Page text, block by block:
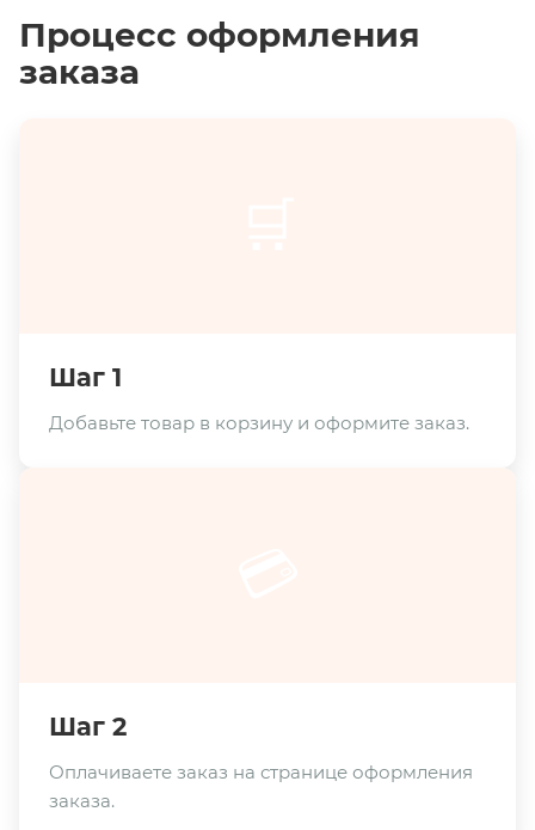
Процесс оформления
заказа
Шаг 1
Добавьте товар в корзину и оформите заказ.
Шаг 2
Оплачиваете заказ на странице оформления
заказа.